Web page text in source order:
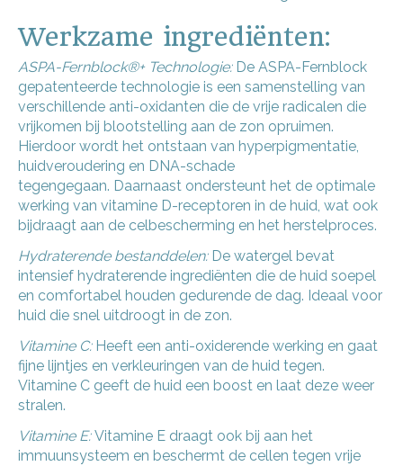
Werkzame ingrediënten:
ASPA-Fernblock®+ Technologie: De ASPA-Fernblock
gepatenteerde technologie is een samenstelling van
verschillende anti-oxidanten die de vrije radicalen die
vrijkomen bij blootstelling aan de zon opruimen.
Hierdoor wordt het ontstaan van hyperpigmentatie,
huidveroudering en DNA-schade
tegengegaan. Daarnaast ondersteunt het de optimale
werking van vitamine D-receptoren in de huid, wat ook
bijdraagt aan de celbescherming en het herstelproces.
Hydraterende bestanddelen:De watergel bevat
intensief hydraterende ingrediënten die de huid soepel
en comfortabel houden gedurende de dag. Ideaal voor
huid die snel uitdroogt in de zon.
Vitamine C:Heeft een anti-oxiderende werking en gaat
fijne lijntjes en verkleuringen van de huid tegen.
Vitamine C geeft de huid een boost en laat deze weer
stralen.
Vitamine E:Vitamine E draagt ook bij aan het
immuunsysteem en beschermt de cellen tegen vrije